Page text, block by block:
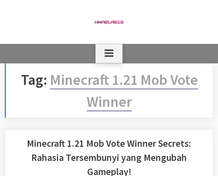
Tag: Minecraft 1.21 Mob Vote
Winner
Minecraft 1.21 Mob Vote Winner Secrets:
Rahasia Tersembunyi yang Mengubah
Gameplay!